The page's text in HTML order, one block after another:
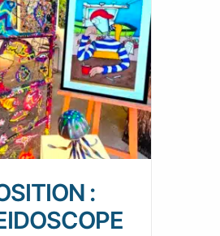
: